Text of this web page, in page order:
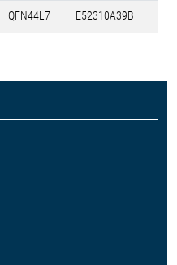
QFN44L7 E52310A39B